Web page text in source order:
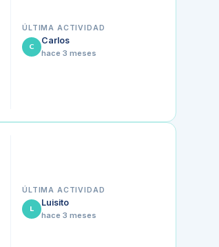
ÚLTIMA ACTIVIDAD
C
Carlos
hace 3 meses
ÚLTIMA ACTIVIDAD
L
Luisito
hace 3 meses